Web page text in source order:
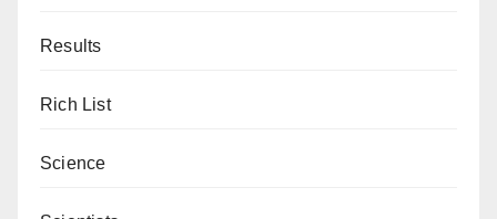
Results
Rich List
Science